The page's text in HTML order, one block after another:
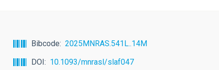
Bibcode
2025MNRAS.541L..14M
DOI
10.1093/mnrasl/slaf047